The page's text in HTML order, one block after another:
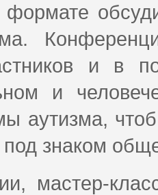
и в
и
аутизма,
знаком
мастер-